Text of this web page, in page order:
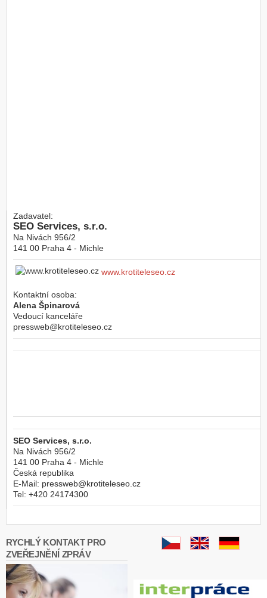
Zadavatel:
SEO Services, s.r.o.
Na Nivách 956/2
141 00 Praha 4 - Michle
www.krotiteleseo.cz
Kontaktní osoba:
Alena Špinarová
Vedoucí kanceláře
pressweb@krotiteleseo.cz
SEO Services, s.r.o.
Na Nivách 956/2
141 00 Praha 4 - Michle
Česká republika
E-Mail: pressweb@krotiteleseo.cz
Tel: +420 24174300
RYCHLÝ KONTAKT PRO
ZVEŘEJNĚNÍ ZPRÁV